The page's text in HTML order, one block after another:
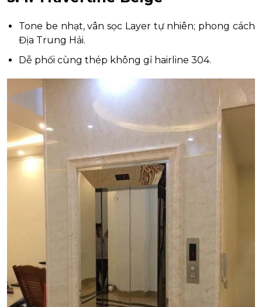
Tone be nhạt, vân sọc Layer tự nhiên; phong cách
Địa Trung Hải.
Dễ phối cùng thép không gỉ hairline 304.